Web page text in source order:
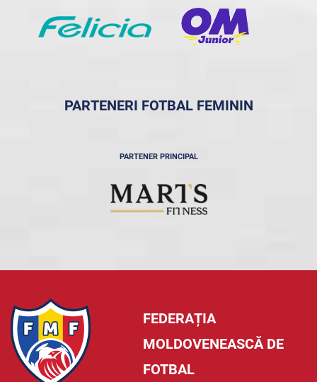
PARTENERI FOTBAL FEMININ
PARTENER PRINCIPAL
FEDERAȚIA
MOLDOVENEASCĂ DE
FOTBAL